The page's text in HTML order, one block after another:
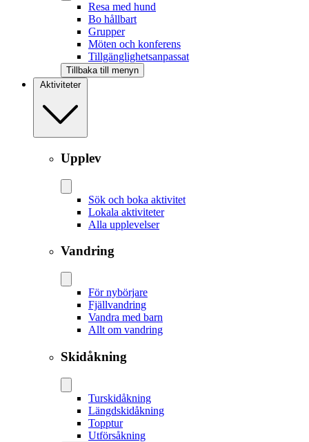
Resa med hund
Bo hållbart
Grupper
Möten och konferens
Tillgänglighetsanpassat
Tillbaka till menyn
Aktiviteter
Upplev
Sök och boka aktivitet
Lokala aktiviteter
Alla upplevelser
Vandring
För nybörjare
Fjällvandring
Vandra med barn
Allt om vandring
Skidåkning
Tur­skidåkning
Längd­skidåkning
Topptur
Utförsåkning